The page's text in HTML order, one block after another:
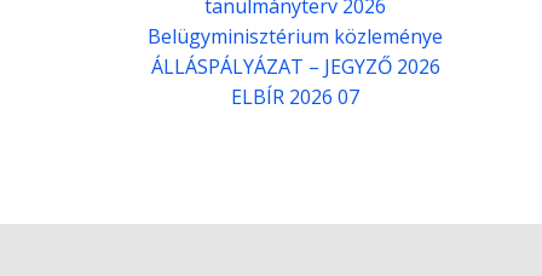
tanulmányterv 2026
Belügyminisztérium közleménye
ÁLLÁSPÁLYÁZAT – JEGYZŐ 2026
ELBÍR 2026 07